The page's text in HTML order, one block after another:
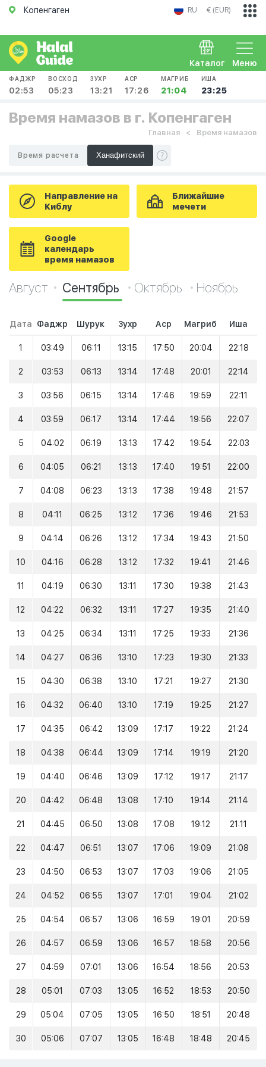
Копенгаген RU € (EUR)
Меню
Каталог
ФАДЖР
02:53
ВОСХОД
05:23
ЗУХР
13:21
АСР
17:26
МАГРИБ
21:04
ИША
23:25
Время намазов в г. Копенгаген
Главная Время намазов
Время расчета
Направление на
Киблу
Ближайшие
мечети
Google
календарь
время намазов
Август Сентябрь Октябрь Ноябрь
Дата Фаджр Шурук Зухр Аср Магриб Иша
1 03:49 06:11 13:15 17:50 20:04 22:18
2 03:53 06:13 13:14 17:48 20:01 22:14
3 03:56 06:15 13:14 17:46 19:59 22:11
4 03:59 06:17 13:14 17:44 19:56 22:07
5 04:02 06:19 13:13 17:42 19:54 22:03
6 04:05 06:21 13:13 17:40 19:51 22:00
7 04:08 06:23 13:13 17:38 19:48 21:57
8 04:11 06:25 13:12 17:36 19:46 21:53
9 04:14 06:26 13:12 17:34 19:43 21:50
10 04:16 06:28 13:12 17:32 19:41 21:46
11 04:19 06:30 13:11 17:30 19:38 21:43
12 04:22 06:32 13:11 17:27 19:35 21:40
13 04:25 06:34 13:11 17:25 19:33 21:36
14 04:27 06:36 13:10 17:23 19:30 21:33
15 04:30 06:38 13:10 17:21 19:27 21:30
16 04:32 06:40 13:10 17:19 19:25 21:27
17 04:35 06:42 13:09 17:17 19:22 21:24
18 04:38 06:44 13:09 17:14 19:19 21:20
19 04:40 06:46 13:09 17:12 19:17 21:17
20 04:42 06:48 13:08 17:10 19:14 21:14
21 04:45 06:50 13:08 17:08 19:12 21:11
22 04:47 06:51 13:07 17:06 19:09 21:08
23 04:50 06:53 13:07 17:03 19:06 21:05
24 04:52 06:55 13:07 17:01 19:04 21:02
25 04:54 06:57 13:06 16:59 19:01 20:59
26 04:57 06:59 13:06 16:57 18:58 20:56
27 04:59 07:01 13:06 16:54 18:56 20:53
28 05:01 07:03 13:05 16:52 18:53 20:50
29 05:04 07:05 13:05 16:50 18:51 20:48
30 05:06 07:07 13:05 16:48 18:48 20:45